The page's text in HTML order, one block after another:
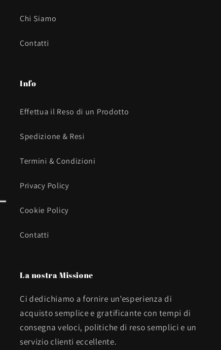
Chi Siamo
Contatti
Info
Effettua il Reso di un Prodotto
Spedizione & Resi
Termini & Condizioni
Privacy Policy
Cookie Policy
Contatti
La nostra Missione
Ci dedichiamo a fornire un'esperienza di
acquisto semplice e gratificante con tempi di
consegna veloci, politiche di reso semplici e un
servizio clienti eccellente.